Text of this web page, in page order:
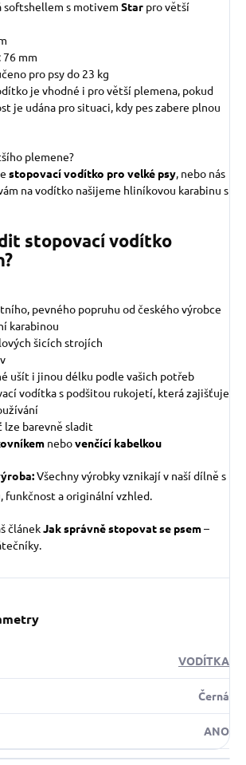
softshellem s motivem Star pro větší
76 mm
pro psy do 23 kg
je vhodné i pro větší plemena, pokud
je udána pro situaci, kdy pes zabere plnou
plemene?
stopovací vodítko pro velké psy, nebo nás
na vodítko našijeme hliníkovou karabinu s
stopovací vodítko
pevného popruhu od českého výrobce
karabinou
šicích strojích
ušít i jinou délku podle vašich potřeb
vodítka s podšitou rukojetí, která zajišťuje
barevně sladit
nebovenčící kabelkou
Všechny výrobky vznikají v naší dílně s
funkčnost a originální vzhled.
článekJak správně stopovat se psem–
VODÍTKA
Černá
ANO